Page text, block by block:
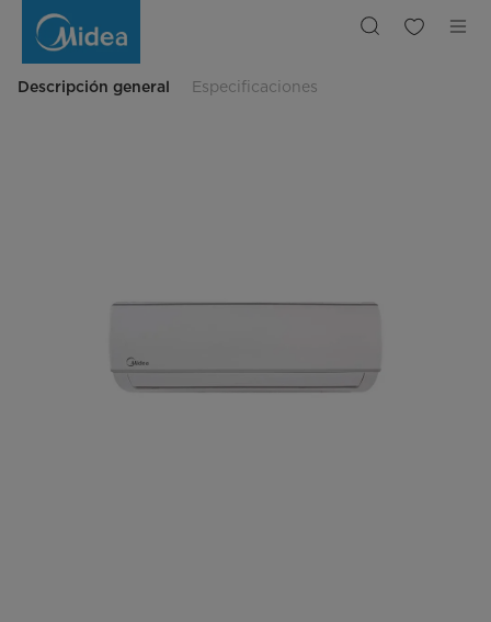
Descripción general Especificaciones